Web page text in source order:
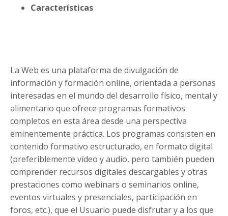
Características
La Web es una plataforma de divulgación de
información y formación online, orientada a personas
interesadas en el mundo del desarrollo físico, mental y
alimentario que ofrece programas formativos
completos en esta área desde una perspectiva
eminentemente práctica. Los programas consisten en
contenido formativo estructurado, en formato digital
(preferiblemente vídeo y audio, pero también pueden
comprender recursos digitales descargables y otras
prestaciones como webinars o seminarios online,
eventos virtuales y presenciales, participación en
foros, etc.), que el Usuario puede disfrutar y a los que